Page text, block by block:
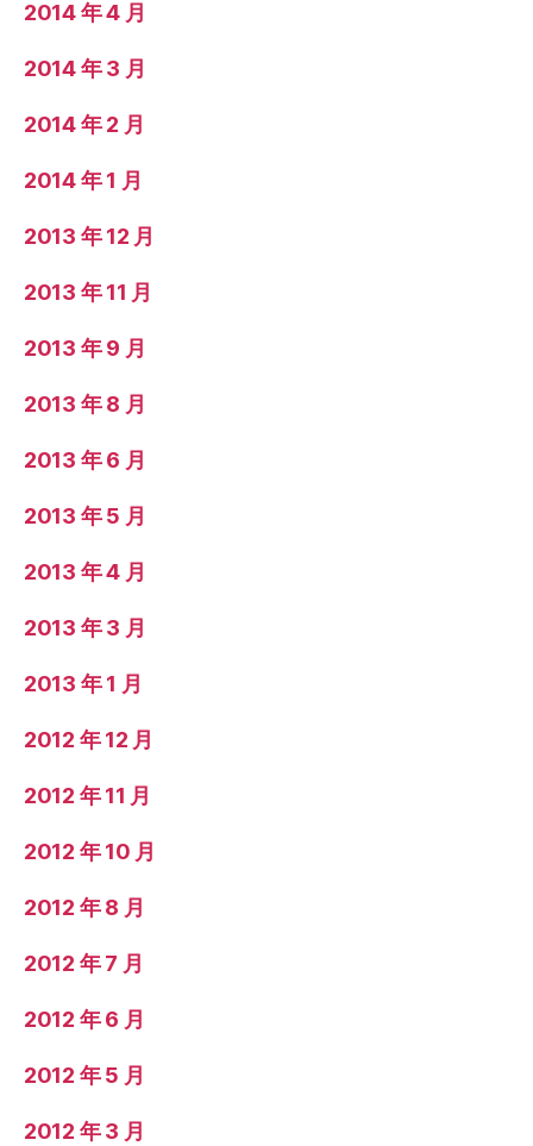
2014 年 4 月
2014 年 3 月
2014 年 2 月
2014 年 1 月
2013 年 12 月
2013 年 11 月
2013 年 9 月
2013 年 8 月
2013 年 6 月
2013 年 5 月
2013 年 4 月
2013 年 3 月
2013 年 1 月
2012 年 12 月
2012 年 11 月
2012 年 10 月
2012 年 8 月
2012 年 7 月
2012 年 6 月
2012 年 5 月
2012 年 3 月